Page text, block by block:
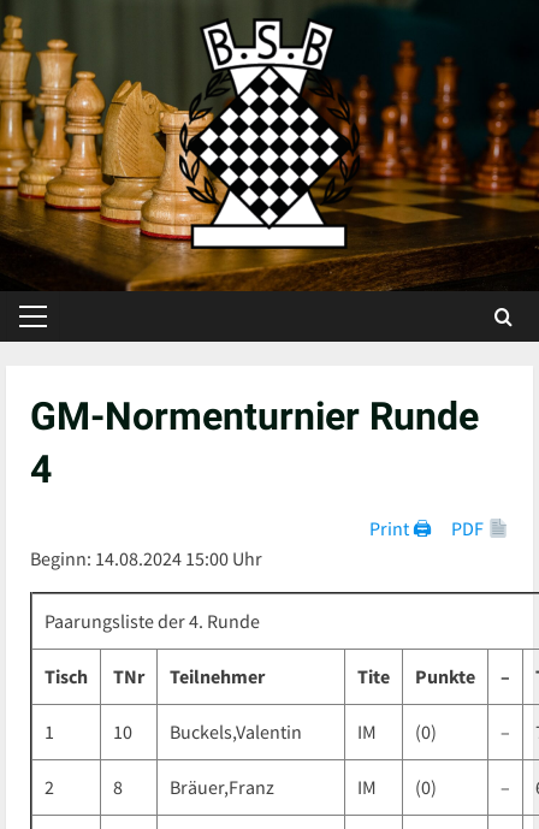
Skip
to
content
Primary
GM-Normenturnier Runde
4
Print 🖨
PDF
Beginn: 14.08.2024 15:00 Uhr
Paarungsliste der 4. Runde
Tisch TNr Teilnehmer Tite Punkte –
1 10 Buckels,Valentin IM (0) –
2 8 Bräuer,Franz IM (0) –